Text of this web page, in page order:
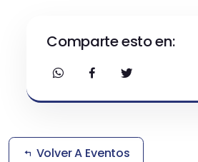
Comparte esto en:
Volver A Eventos